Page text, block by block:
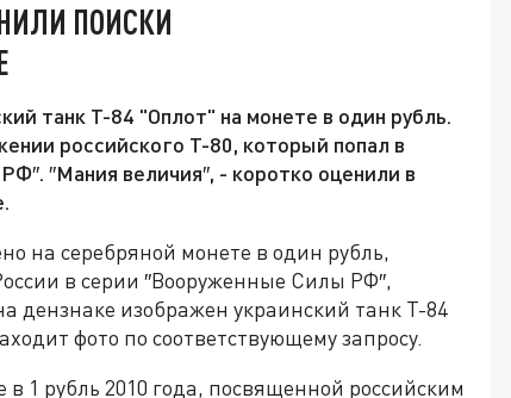
ПОИСКИ
танк Т-84 "Оплот" на монете в один рубль.
российского Т-80, который попал в
″Мания величия″, - коротко оценили в
на серебряной монете в один рубль,
в серии ″Вооруженные Силы РФ″,
дензнаке изображен украинский танк Т-84
фото по соответствующему запросу.
1 рубль 2010 года, посвященной российским